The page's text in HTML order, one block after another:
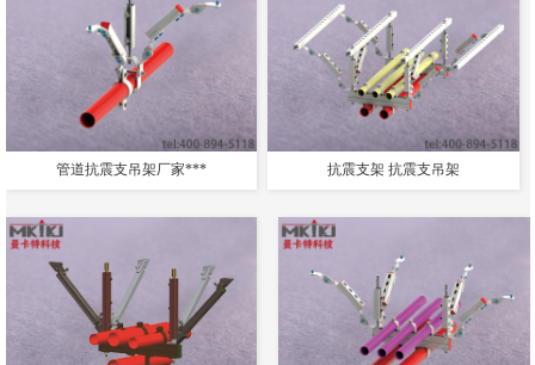
管道抗震支吊架厂家*** 抗震支架 抗震支吊架